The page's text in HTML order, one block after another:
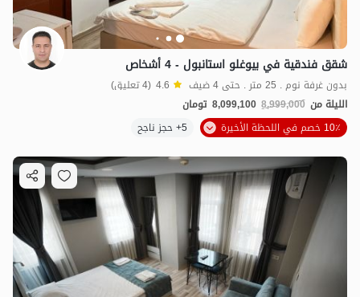
شقق فندقية في بيوغلو استانبول - 4 أشخاص
بدون غرفة نوم . 25 متر . حتى 4 ضيف 4.6 (4 تعليق)
الليلة من 8,999,000
8,099,100 تومان
10٪ خصم في اللحظة الأخيرة
5+ حجز ناجح